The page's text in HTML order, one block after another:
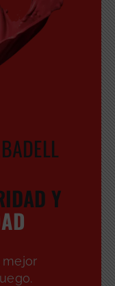
Y
mejor